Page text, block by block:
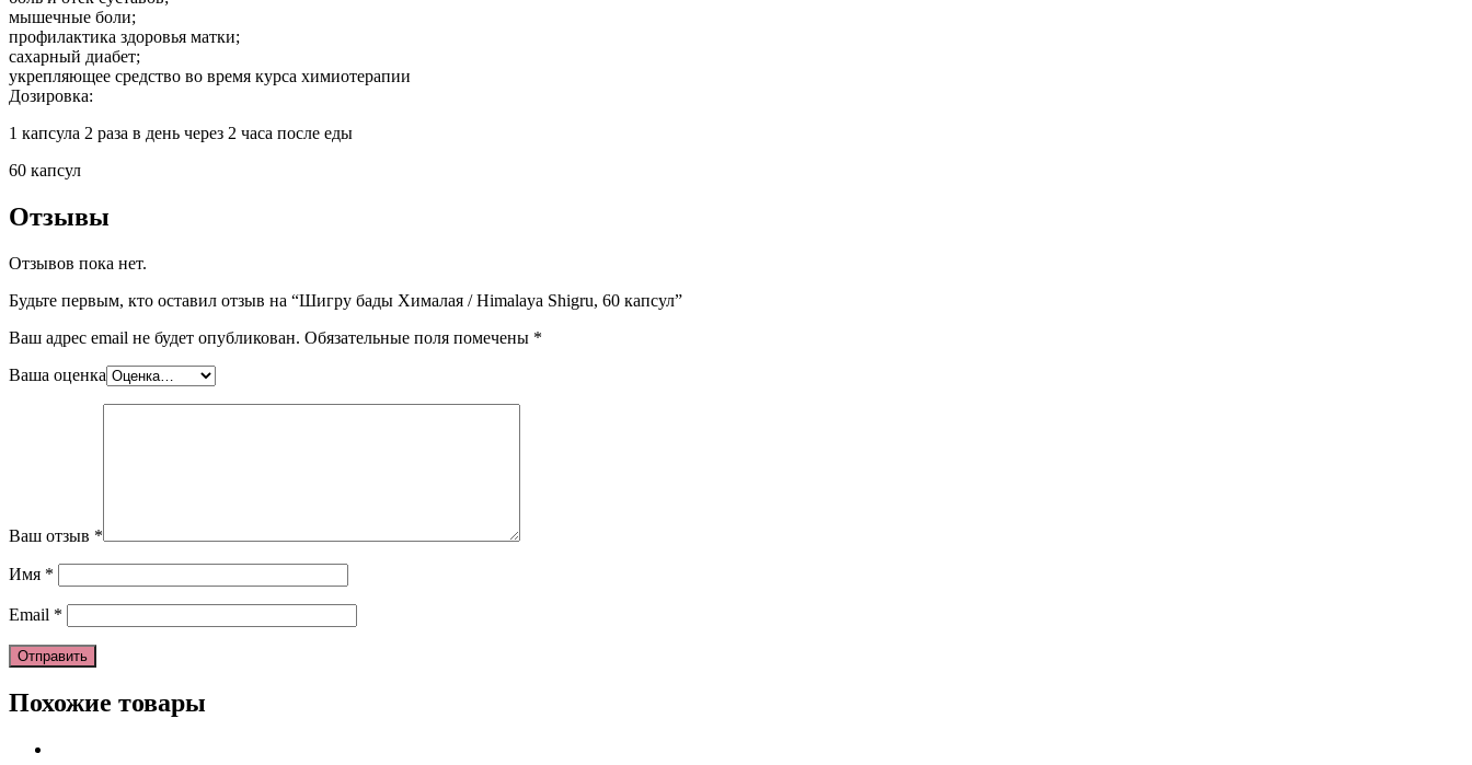
мышечные боли;
профилактика здоровья матки;
сахарный диабет;
укрепляющее средство во время курса химиотерапии
Дозировка:
1 капсула 2 раза в день через 2 часа после еды
60 капсул
Отзывы
Отзывов пока нет.
Будьте первым, кто оставил отзыв на “Шигру бады Хималая / Himalaya Shigru, 60 капсул”
Ваш адрес email не будет опубликован. Обязательные поля помечены *
Ваша оценка
Ваш отзыв *
Имя *
Email *
Похожие товары